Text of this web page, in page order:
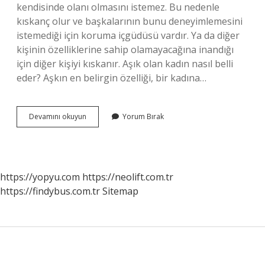
kendisinde olanı olmasını istemez. Bu nedenle
kıskanç olur ve başkalarının bunu deneyimlemesini
istemediği için koruma içgüdüsü vardır. Ya da diğer
kişinin özelliklerine sahip olamayacağına inandığı
için diğer kişiyi kıskanır. Aşık olan kadın nasıl belli
eder? Aşkın en belirgin özelliği, bir kadına…
Devamını okuyun
Olan
Yorum Bırak
https://yopyu.com https://neolift.com.tr
https://findybus.com.trSitemap